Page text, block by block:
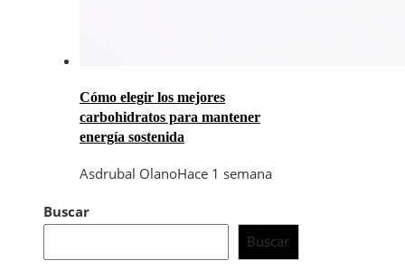
Cómo elegir los mejores
carbohidratos para mantener
energía sostenida
Asdrubal OlanoHace 1 semana
Buscar
Buscar